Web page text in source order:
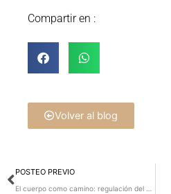
Compartir en :
Volver al blog
Prev
POSTEO PREVIO